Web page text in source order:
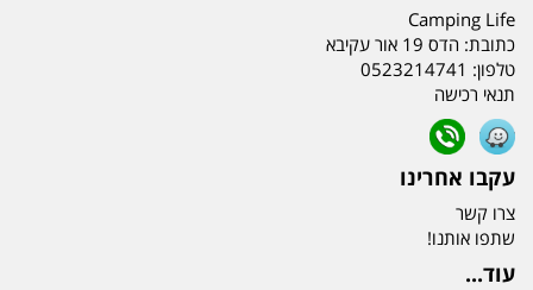
Camping Life
כתובת: הדס 19 אור עקיבא
טלפון: 0523214741
תנאי רכישה
עקבו אחרינו
צרו קשר
שתפו אותנו!
עוד...